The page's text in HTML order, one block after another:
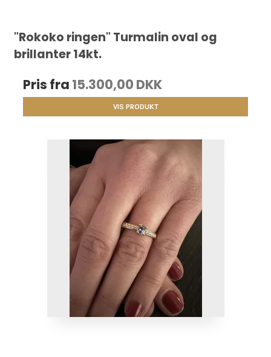
"Rokoko ringen" Turmalin oval og
brillanter 14kt.
Pris fra 15.300,00 DKK
VIS PRODUKT